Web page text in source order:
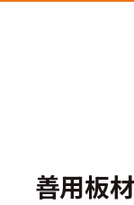
善用板